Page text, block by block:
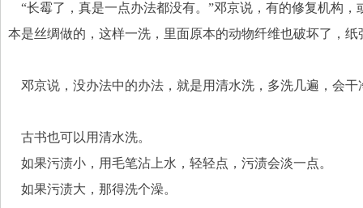
“长霉了，真是一点办法都没有。”邓京说，有的修复机构
本是丝绸做的，这样一洗，里面原本的动物纤维也破坏了，纸
邓京说，没办法中的办法，就是用清水洗，多洗几遍，会
古书也可以用清水洗。
如果污渍小，用毛笔沾上水，轻轻点，污渍会淡一点。
如果污渍大，那得洗个澡。